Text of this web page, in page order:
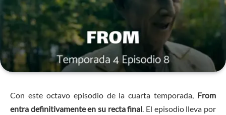
Con este octavo episodio de la cuarta temporada, From
entra definitivamente en su recta final. El episodio lleva por